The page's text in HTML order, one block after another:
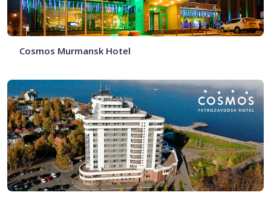
Cosmos Murmansk Hotel